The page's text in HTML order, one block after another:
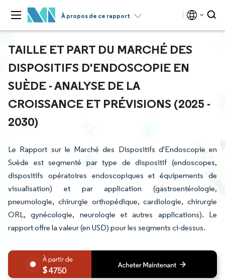
À propos de ce rapport
TAILLE ET PART DU MARCHÉ DES
DISPOSITIFS D'ENDOSCOPIE EN
SUÈDE - ANALYSE DE LA
CROISSANCE ET PRÉVISIONS (2025 -
2030)
Le Rapport sur le Marché des Dispositifs d'Endoscopie en
Suède est segmenté par type de dispositif (endoscopes,
dispositifs opératoires endoscopiques et équipements de
visualisation) et par application (gastroentérologie,
pneumologie, chirurgie orthopédique, cardiologie, chirurgie
ORL, gynécologie, neurologie et autres applications). Le
rapport offre la valeur (en USD) pour les segments ci-dessus.
4750